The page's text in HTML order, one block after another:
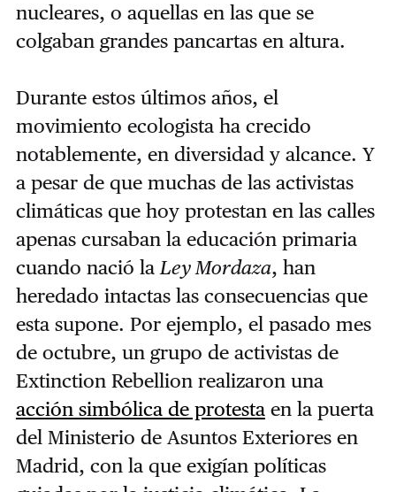
nucleares, o aquellas en las que se
colgaban grandes pancartas en altura.
Durante estos últimos años, el
movimiento ecologista ha crecido
notablemente, en diversidad y alcance. Y
a pesar de que muchas de las activistas
climáticas que hoy protestan en las calles
apenas cursaban la educación primaria
cuando nació laLey Mordaza, han
heredado intactas las consecuencias que
esta supone. Por ejemplo, el pasado mes
de octubre, un grupo de activistas de
Extinction Rebellion realizaron una
acción simbólica de protestaen la puerta
del Ministerio de Asuntos Exteriores en
Madrid, con la que exigían políticas